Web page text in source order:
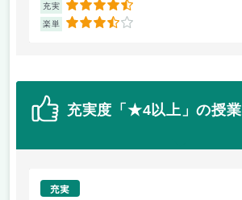
充実 4.5
楽単 3.5
充実度「★4以上」の授業
充実